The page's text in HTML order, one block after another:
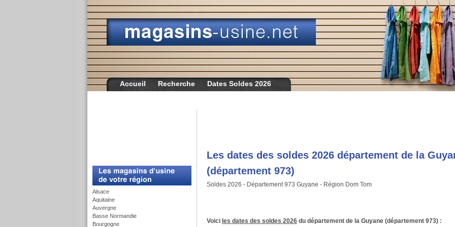
Accueil Recherche Dates Soldes 2026
Alsace
Aquitaine
Auvergne
Basse Normandie
Bourgogne
Les dates des soldes 2026 département de la
(département 973)
Soldes 2026 - Département 973 Guyane - Région Dom Tom
Voici les dates des soldes 2026 du département de la Guyane (département 973) :